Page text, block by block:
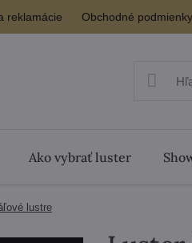
reklamácie Obchodné podmienky
Ako vybrať luster
lustre